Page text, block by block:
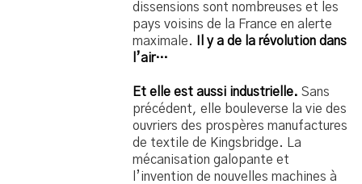
dissensions sont nombreuses et les
pays voisins de la France en alerte
maximale.
Il y a de la révolution dans
l’air…
Et elle est aussi industrielle.Sans
précédent, elle bouleverse la vie des
ouvriers des prospères manufactures
de textile de Kingsbridge. La
mécanisation galopante et
l’invention de nouvelles machines à